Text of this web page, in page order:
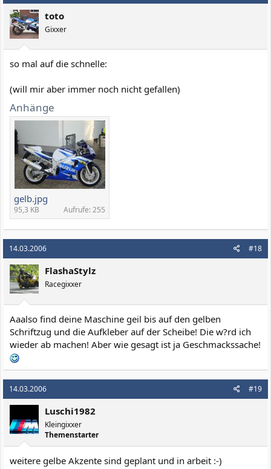
toto
Gixxer
so mal auf die schnelle:
(will mir aber immer noch nicht gefallen)
Anhänge
gelb.jpg
95,3 KB Aufrufe: 255
14.03.2006 #18
FlashaStylz
Racegixxer
Aaalso find deine Maschine geil bis auf den gelben
Schriftzug und die Aufkleber auf der Scheibe! Die w?rd ich
wieder ab machen! Aber wie gesagt ist ja Geschmackssache!
14.03.2006 #19
Luschi1982
Kleingixxer
Themenstarter
weitere gelbe Akzente sind geplant und in arbeit :-)